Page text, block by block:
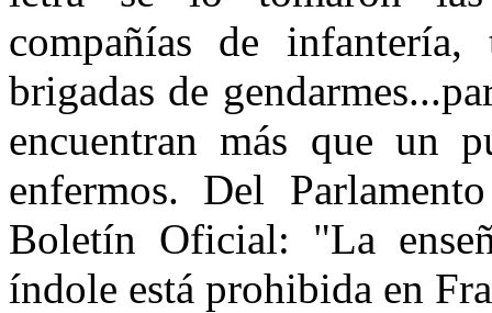
compañías de
brigadas de
encuentran más que un
enfermos. Del
Boletín Oficial: "La
índole está prohibida en